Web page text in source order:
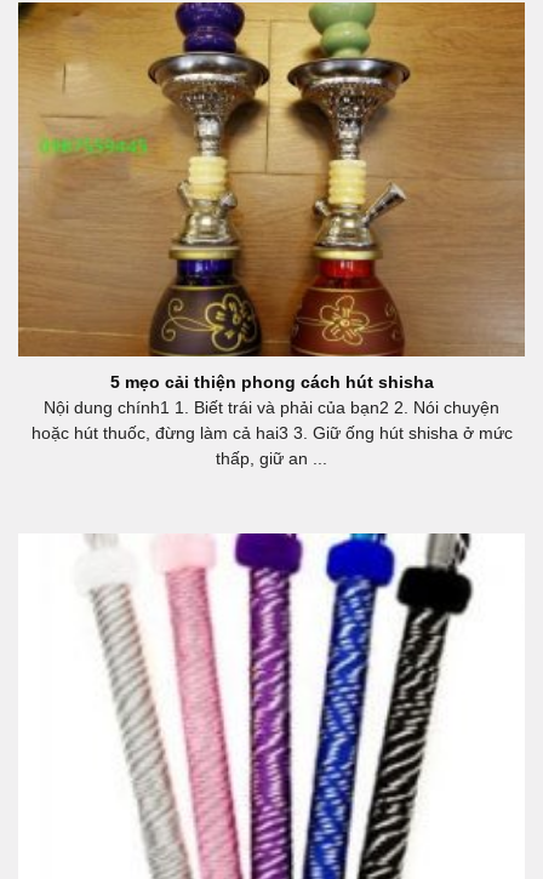
5 mẹo cải thiện phong cách hút shisha
Nội dung chính1 1. Biết trái và phải của bạn2 2. Nói chuyện
hoặc hút thuốc, đừng làm cả hai3 3. Giữ ống hút shisha ở mức
thấp, giữ an ...